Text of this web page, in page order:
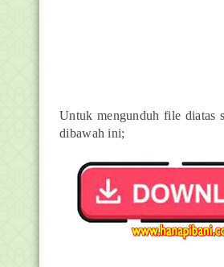
Untuk mengunduh file diatas
dibawah ini;